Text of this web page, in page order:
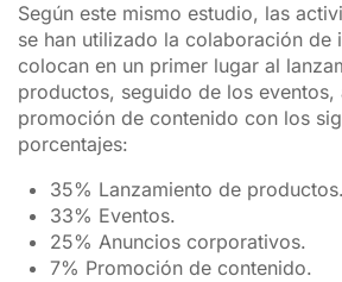
Según este mismo estudio, las
se han utilizado la colaboración de
colocan en un primer lugar al
productos, seguido de los eventos,
promoción de contenido con los
porcentajes:
35% Lanzamiento de productos.
33% Eventos.
25% Anuncios corporativos.
7% Promoción de contenido.